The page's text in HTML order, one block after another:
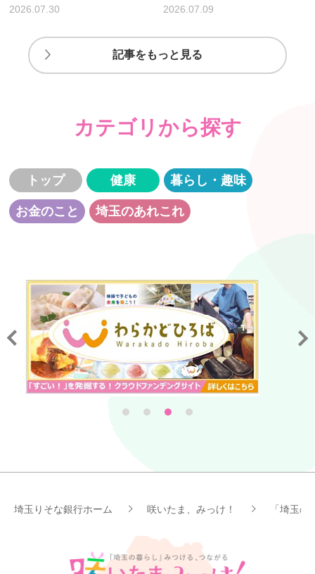
2026.07.30 2026.07.09
記事をもっと見る
カテゴリから探す
トップ 健康 暮らし・趣味
お金のこと 埼玉のあれこれ
埼玉りそな銀行ホーム 咲いたま、みっけ！ 「埼玉